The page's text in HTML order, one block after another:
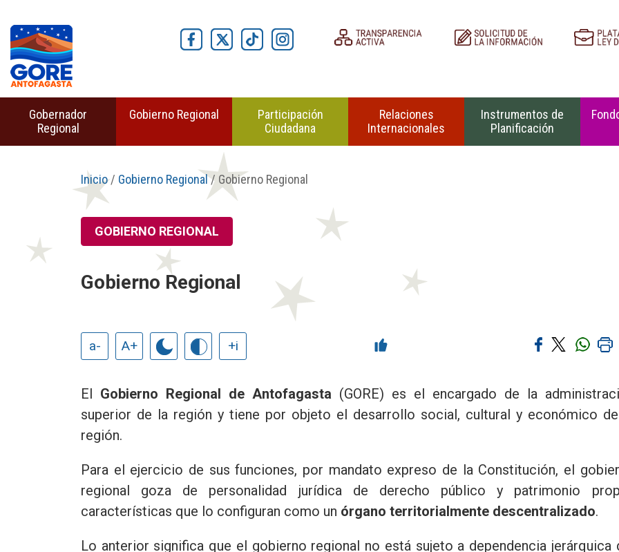
Gobernador
Regional
Gobierno Regional
Participación
Ciudadana
Relaciones
Internacionales
Instrumentos de
Planificación
Inicio/ Gobierno Regional/ Gobierno Regional
GOBIERNO REGIONAL
Gobierno Regional
a- A+ +i
El Gobierno Regional de Antofagasta (GORE) es el encargado de la
superior de la región y tiene por objeto el desarrollo social, cultural y económico
región.
Para el ejercicio de sus funciones, por mandato expreso de la Constitución, el
regional goza de personalidad jurídica de derecho público y patrimonio
características que lo configuran como un órgano territorialmente descentralizado.
Lo anterior significa que el gobierno regional no está sujeto a dependencia jerárquica